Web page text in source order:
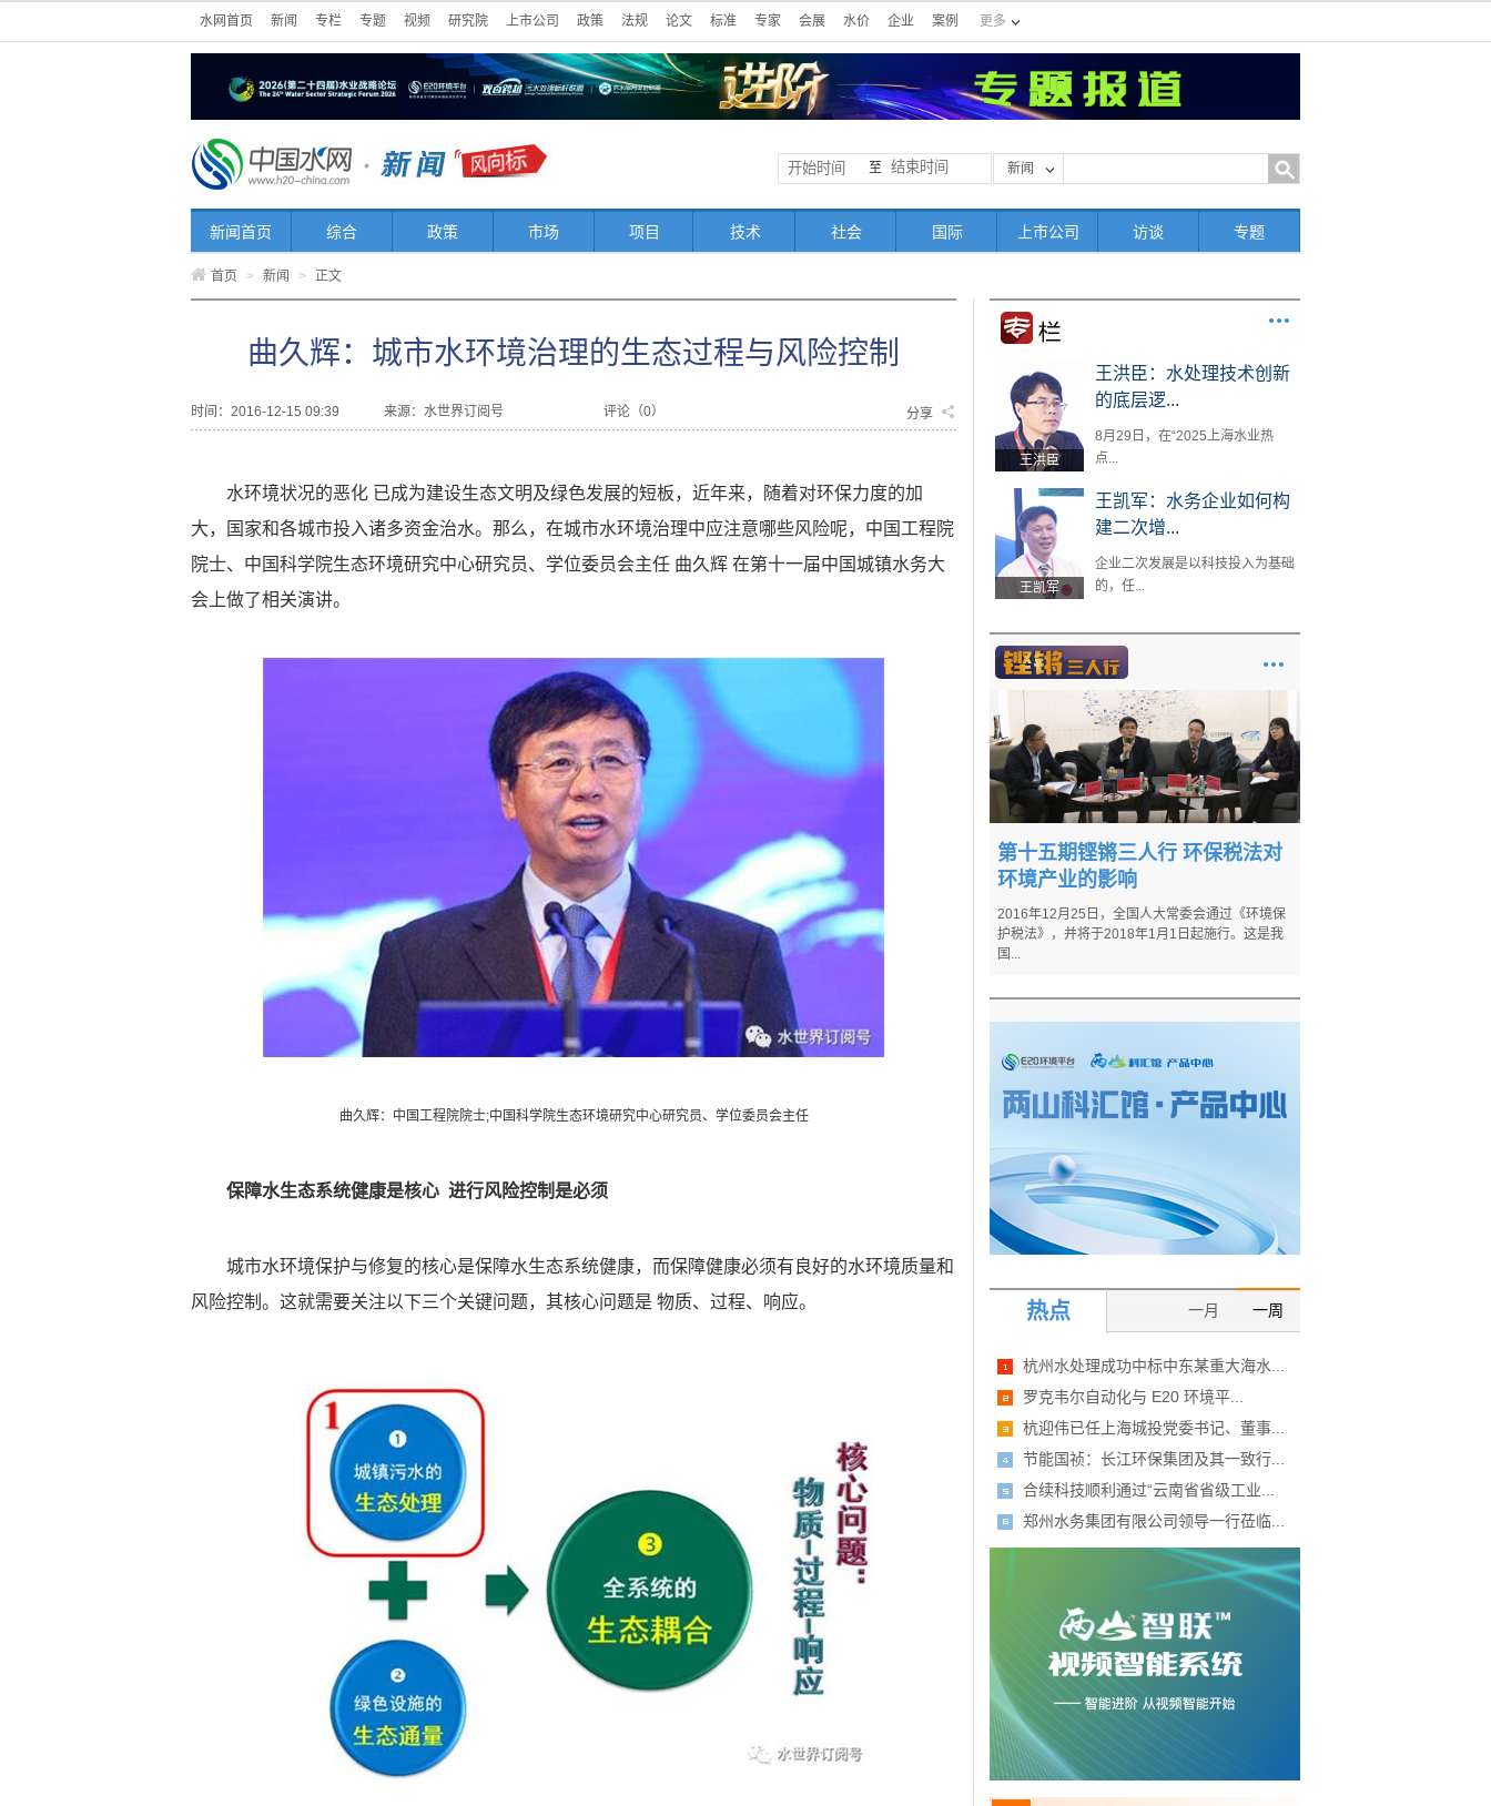
水网首页 新闻 专栏 专题 视频 研究院 上市公司 政策 法规 论文 标准 专家 会展 水价 企业 案例 更多
至 新闻
新闻首页 综合 政策 市场 项目 技术 社会 国际 上市公司 访谈 专题
首页 > 新闻 > 正文
曲久辉：城市水环境治理的生态过程与风险控制
时间：2016-12-15 09:39 来源： 水世界订阅号 评论（0） 分享
水环境状况的恶化 已成为建设生态文明及绿色发展的短板，近年来，随着对环保力度的加
大，国家和各城市投入诸多资金治水。那么，在城市水环境治理中应注意哪些风险呢，中国工程院
院士、中国科学院生态环境研究中心研究员、学位委员会主任 曲久辉 在第十一届中国城镇水务大
会上做了相关演讲。
曲久辉：中国工程院院士;中国科学院生态环境研究中心研究员、学位委员会主任
保障水生态系统健康是核心 进行风险控制是必须
城市水环境保护与修复的核心是保障水生态系统健康，而保障健康必须有良好的水环境质量和
风险控制。这就需要关注以下三个关键问题，其核心问题是 物质、过程、响应。
王洪臣
王洪臣：水处理技术创新
的底层逻...
8月29日，在“2025上海水业热
点...
王凯军
王凯军：水务企业如何构
建二次增...
企业二次发展是以科技投入为基础
的，任...
第十五期铿锵三人行 环保税法对
环境产业的影响
2016年12月25日，全国人大常委会通过《环境保
护税法》，并将于2018年1月1日起施行。这是我
国...
热点 一周
一月
杭州水处理成功中标中东某重大海水...
罗克韦尔自动化与 E20 环境平...
杭迎伟已任上海城投党委书记、董事...
节能国祯：长江环保集团及其一致行...
合续科技顺利通过“云南省省级工业...
郑州水务集团有限公司领导一行莅临...